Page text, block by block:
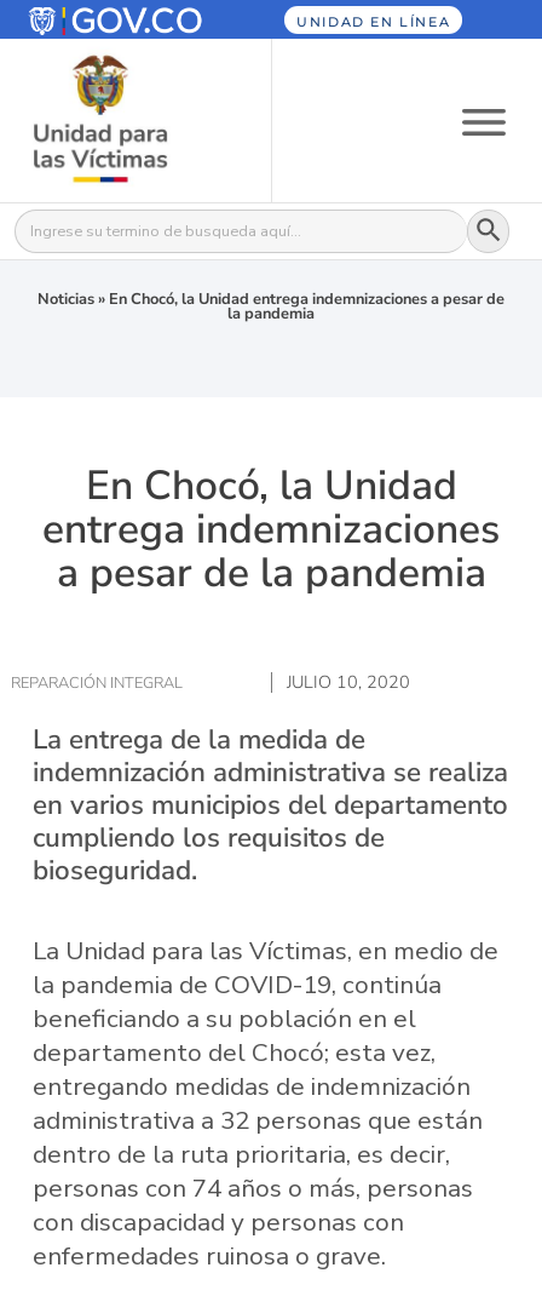
UNIDAD EN LÍNEA
Buscar: Botón
Noticias» En Chocó, la Unidad entrega indemnizaciones a pesar de
la pandemia
En Chocó, la Unidad
entrega indemnizaciones
a pesar de la pandemia
REPARACIÓN INTEGRAL JULIO 10, 2020
La entrega de la medida de
indemnización administrativa se realiza
en varios municipios del departamento
cumpliendo los requisitos de
bioseguridad.
La Unidad para las Víctimas, en medio de
la pandemia de COVID-19, continúa
beneficiando a su población en el
departamento del Chocó; esta vez,
entregando medidas de indemnización
administrativa a 32 personas que están
dentro de la ruta prioritaria, es decir,
personas con 74 años o más, personas
con discapacidad y personas con
enfermedades ruinosa o grave.